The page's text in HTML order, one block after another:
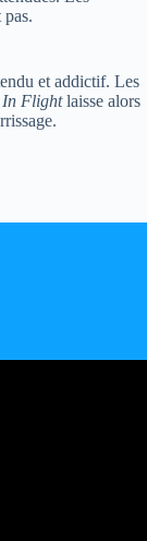
et addictif. Les
In Flightlaisse alors